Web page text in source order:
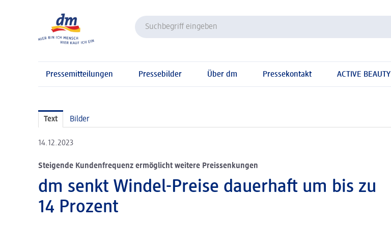
Pressemitteilungen Pressebilder Über dm Pressekontakt ACTIVE BEAUTY
Text Bilder
14.12.2023
Steigende Kundenfrequenz ermöglicht weitere Preissenkungen
dm senkt Windel-Preise dauerhaft um bis zu
14 Prozent